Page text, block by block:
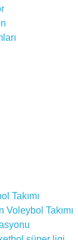
Takımı
Voleybol Takımı